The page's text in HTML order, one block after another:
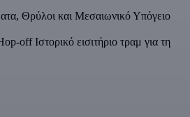
Θρύλοι και Μεσαιωνικό Υπόγειο
off Ιστορικό εισιτήριο τραμ για τη